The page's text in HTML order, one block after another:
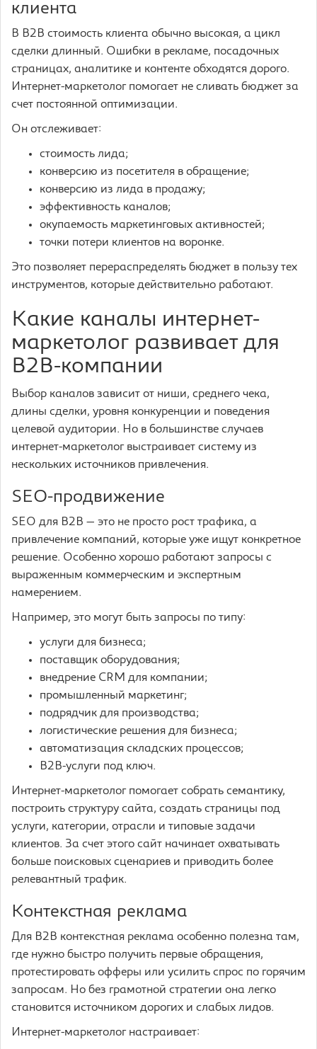
клиента
В B2B стоимость клиента обычно высокая, а цикл
сделки длинный. Ошибки в рекламе, посадочных
страницах, аналитике и контенте обходятся дорого.
Интернет-маркетолог помогает не сливать бюджет за
счет постоянной оптимизации.
Он отслеживает:
стоимость лида;
конверсию из посетителя в обращение;
конверсию из лида в продажу;
эффективность каналов;
окупаемость маркетинговых активностей;
точки потери клиентов на воронке.
Это позволяет перераспределять бюджет в пользу тех
инструментов, которые действительно работают.
Какие каналы интернет-
маркетолог развивает для
B2B-компании
Выбор каналов зависит от ниши, среднего чека,
длины сделки, уровня конкуренции и поведения
целевой аудитории. Но в большинстве случаев
интернет-маркетолог выстраивает систему из
нескольких источников привлечения.
SEO-продвижение
SEO для B2B — это не просто рост трафика, а
привлечение компаний, которые уже ищут конкретное
решение. Особенно хорошо работают запросы с
выраженным коммерческим и экспертным
намерением.
Например, это могут быть запросы по типу:
услуги для бизнеса;
поставщик оборудования;
внедрение CRM для компании;
промышленный маркетинг;
подрядчик для производства;
логистические решения для бизнеса;
автоматизация складских процессов;
B2B-услуги под ключ.
Интернет-маркетолог помогает собрать семантику,
построить структуру сайта, создать страницы под
услуги, категории, отрасли и типовые задачи
клиентов. За счет этого сайт начинает охватывать
больше поисковых сценариев и приводить более
релевантный трафик.
Контекстная реклама
Для B2B контекстная реклама особенно полезна там,
где нужно быстро получить первые обращения,
протестировать офферы или усилить спрос по горячим
запросам. Но без грамотной стратегии она легко
становится источником дорогих и слабых лидов.
Интернет-маркетолог настраивает: